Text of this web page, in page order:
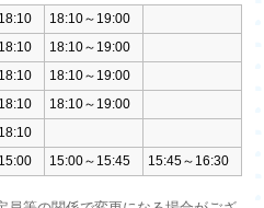
18:10～19:00
18:10～19:00
18:10～19:00
18:10～19:00
15:00～15:45 15:45～16:30